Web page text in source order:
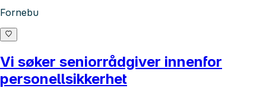
Fornebu
Vi søker seniorrådgiver innenfor
personellsikkerhet